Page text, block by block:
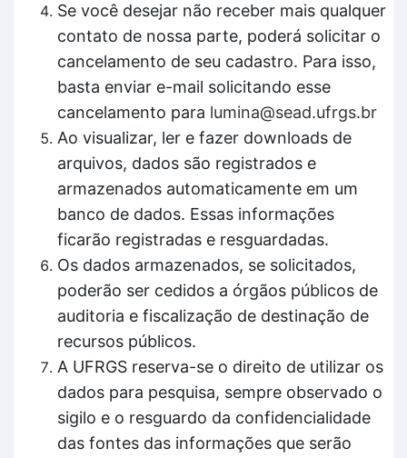
Se você desejar não receber mais qualquer
contato de nossa parte, poderá solicitar o
cancelamento de seu cadastro. Para isso,
basta enviar e-mail solicitando esse
cancelamento para lumina@sead.ufrgs.br
Ao visualizar, ler e fazer downloads de
arquivos, dados são registrados e
armazenados automaticamente em um
banco de dados. Essas informações
ficarão registradas e resguardadas.
Os dados armazenados, se solicitados,
poderão ser cedidos a órgãos públicos de
auditoria e fiscalização de destinação de
recursos públicos.
A UFRGS reserva-se o direito de utilizar os
dados para pesquisa, sempre observado o
sigilo e o resguardo da confidencialidade
das fontes das informações que serão